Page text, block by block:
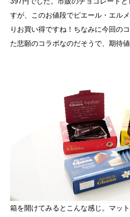
すが、このお値段でピエール・エル
りお買い得ですね！ちなみに今回の
た悲願のコラボなのだそうで、期待値
箱を開けてみるとこんな感じ。マッ